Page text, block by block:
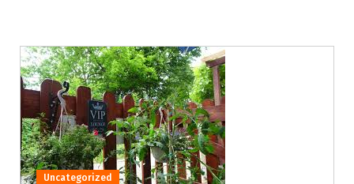
Uncategorized